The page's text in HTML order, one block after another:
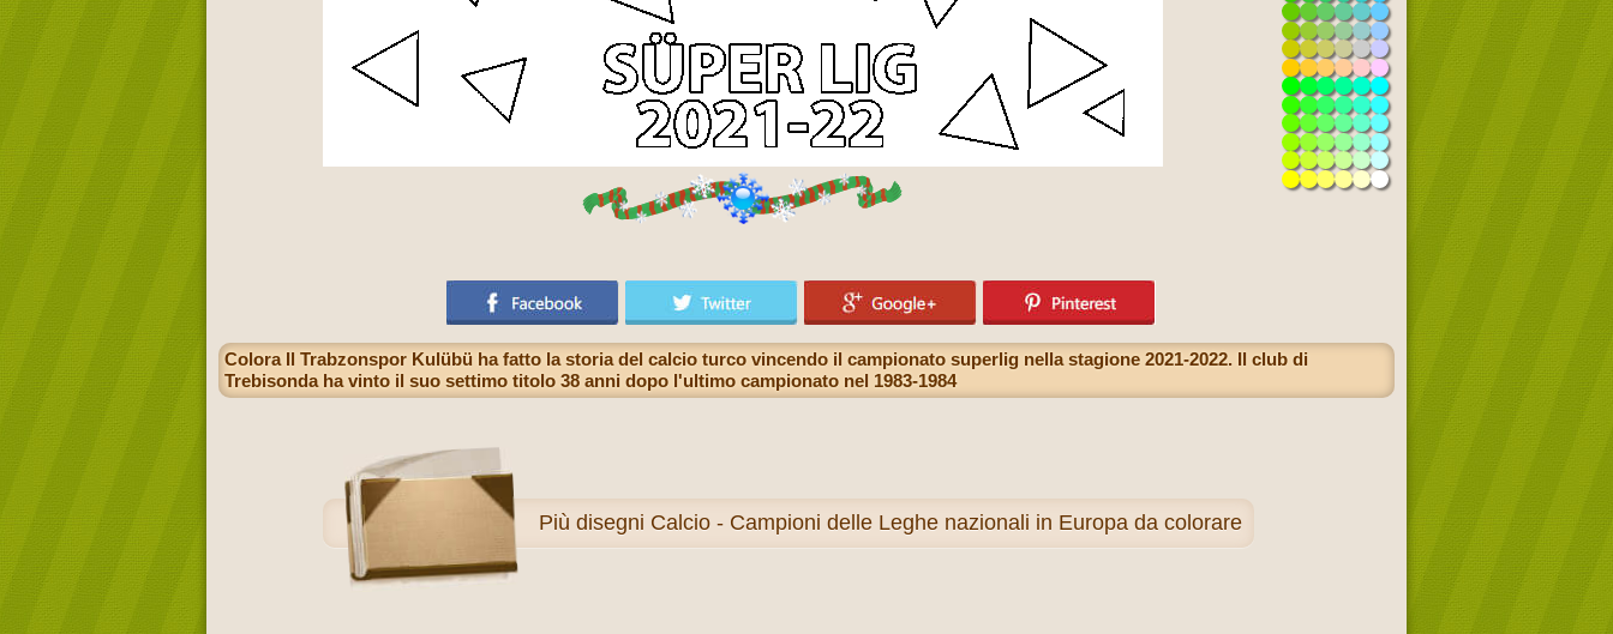
Colora Il Trabzonspor Kulübü ha fatto la storia del calcio turco vincendo il campionato superlig nella stagione 2021-2022. Il club di
Trebisonda ha vinto il suo settimo titolo 38 anni dopo l'ultimo campionato nel 1983-1984
Più disegni Calcio - Campioni delle Leghe nazionali in Europa da colorare